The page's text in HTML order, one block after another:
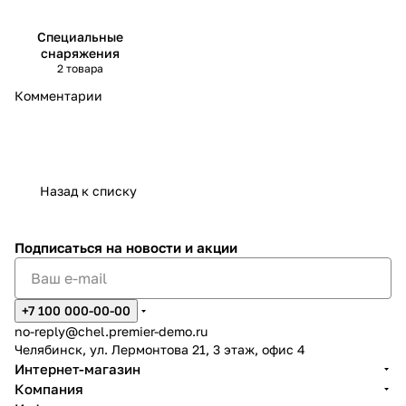
Специальные
снаряжения
2 товара
Комментарии
Назад к списку
Подписаться на новости и акции
+7 100 000-00-00
no-reply@chel.premier-demo.ru
Челябинск, ул. Лермонтова 21, 3 этаж, офис 4
Интернет-магазин
Компания